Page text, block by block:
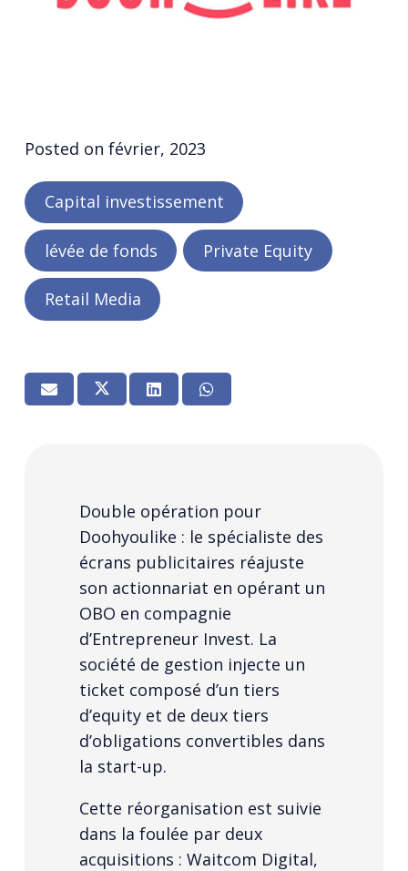
Posted on février, 2023
Capital investissement
lévée de fonds Private Equity
Retail Media
Double opération pour
Doohyoulike : le spécialiste des
écrans publicitaires réajuste
son actionnariat en opérant un
OBO en compagnie
d’Entrepreneur Invest. La
société de gestion injecte un
ticket composé d’un tiers
d’equity et de deux tiers
d’obligations convertibles dans
la start-up.
Cette réorganisation est suivie
dans la foulée par deux
acquisitions : Waitcom Digital,